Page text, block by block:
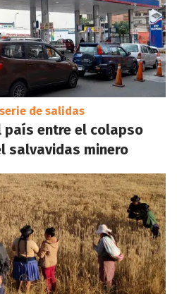
de salidas
país entre el colapso
salvavidas minero